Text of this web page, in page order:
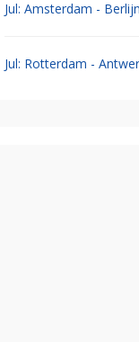
Jul: Amsterdam -
Jul: Rotterdam -